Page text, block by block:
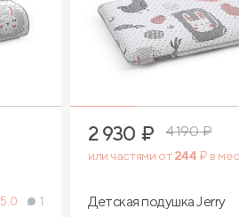
5.0 1
1
2 930 ₽ 4 190₽
или частями от244 ₽ в
Детская подушка Jerry